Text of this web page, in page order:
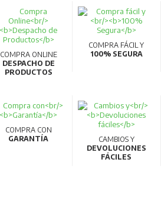
COMPRA ONLINE
DESPACHO DE
PRODUCTOS
COMPRA FÁCIL Y
100% SEGURA
COMPRA CON
GARANTÍA
CAMBIOS Y
DEVOLUCIONES
FÁCILES